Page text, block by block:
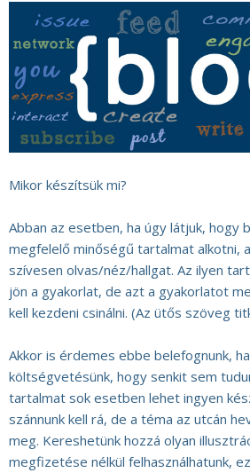
Mikor készítsük mi?
Abban az esetben, ha úgy látjuk, hogy
megfelelő minőségű tartalmat alkotni,
szívesen olvas/néz/hallgat. Az ilyen
jön a gyakorlat, de azt a gyakorlatot
kell kezdeni csinálni. (Az ütős szöveg
Akkor is érdemes ebbe belefognunk,
költségvetésünk, hogy senkit sem
tartalmat sok esetben lehet ingyen
szánnunk kell rá, de a téma az utcán
meg. Kereshetünk hozzá olyan
megfizetése nélkül felhasználhatunk,